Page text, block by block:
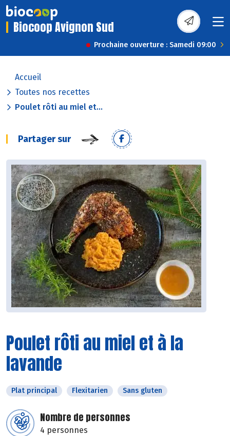
Biocoop Avignon Sud
Prochaine ouverture : Samedi 09:00
Accueil
Toutes nos recettes
Poulet rôti au miel et...
Partager sur
Poulet rôti au miel et à la
lavande
Plat principal Flexitarien Sans gluten
Nombre de personnes
4 personnes